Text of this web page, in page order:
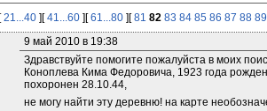
21...40][41...60][61...80][81 82 83 84 85 86 87 88 89
9 май 2010 в 19:38
Здравствуйте помогите пожалуйста в моих
Коноплева Кима Федоровича, 1923 года
похоронен 28.10.44,
не могу найти эту деревню! на карте